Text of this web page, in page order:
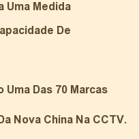
Uma Medida
De
Uma Das 70 Marcas
Nova China Na CCTV.